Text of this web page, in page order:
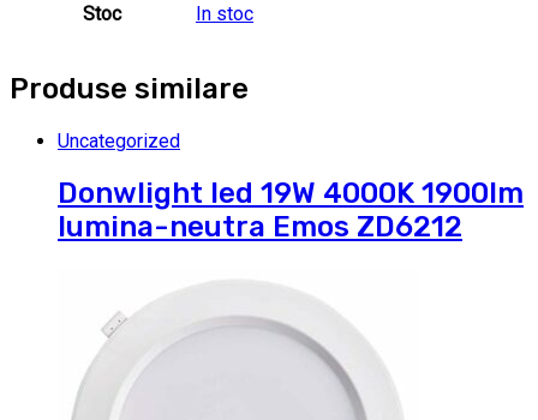
Stoc In stoc
Produse similare
Uncategorized
Donwlight led 19W 4000K 1900lm
lumina-neutra Emos ZD6212